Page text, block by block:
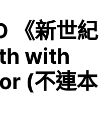
《新世紀
with
(不連本